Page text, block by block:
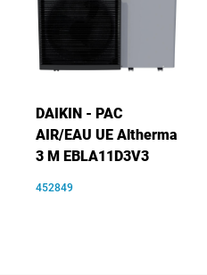
DAIKIN - PAC
AIR/EAU UE Altherma
3 M EBLA11D3V3
452849